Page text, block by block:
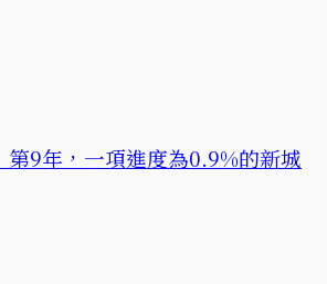
第9年，一項進度為0.9%的新城